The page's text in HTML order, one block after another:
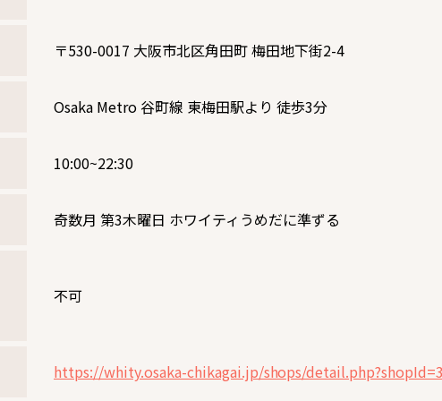
〒530-0017 大阪市北区角田町 梅田地下街2-4
Osaka Metro 谷町線 東梅田駅より 徒歩3分
10:00~22:30
奇数月 第3木曜日 ホワイティうめだに準ずる
不可
https://whity.osaka-chikagai.jp/shops/